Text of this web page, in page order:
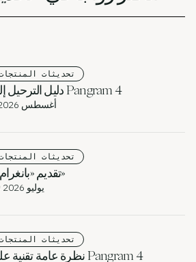
جربه مجانًا
تحديثات
دليل الترحيل إلى Pangram 4
6 أغسطس 2026
تحديثات
تقديم «بانغرام 4»
29 يوليو 2026
تحديثات
نظرة عامة تقنية على Pangram 4